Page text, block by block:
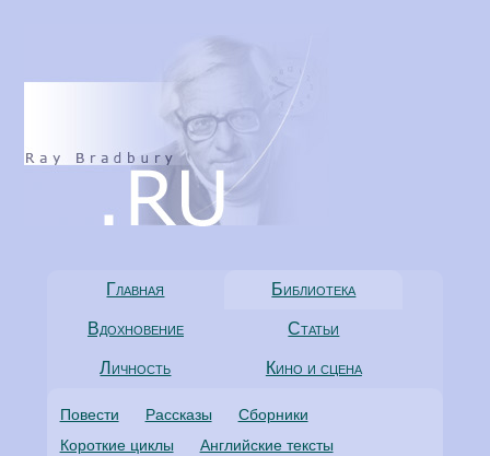
Главная Библиотека
Вдохновение Статьи
Личность Кино и сцена
Повести Рассказы
Сборники
Короткие циклы
Английские тексты